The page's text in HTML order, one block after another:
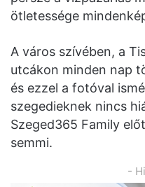
ötletessége
A város szívében, a
utcákon minden nap
és ezzel a fotóval
szegedieknek nincs
Szeged365 Family
semmi.
-